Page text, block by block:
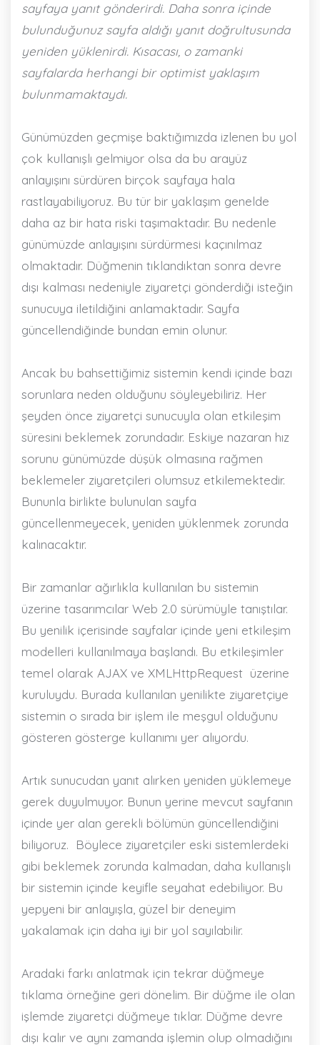
sayfaya yanıt gönderirdi. Daha sonra içinde
bulunduğunuz sayfa aldığı yanıt doğrultusunda
yeniden yüklenirdi. Kısacası, o zamanki
sayfalarda herhangi bir optimist yaklaşım
bulunmamaktaydı.
Günümüzden geçmişe baktığımızda izlenen bu yol
çok kullanışlı gelmiyor olsa da bu arayüz
anlayışını sürdüren birçok sayfaya hala
rastlayabiliyoruz. Bu tür bir yaklaşım genelde
daha az bir hata riski taşımaktadır. Bu nedenle
günümüzde anlayışını sürdürmesi kaçınılmaz
olmaktadır. Düğmenin tıklandıktan sonra devre
dışı kalması nedeniyle ziyaretçi gönderdiği isteğin
sunucuya iletildiğini anlamaktadır. Sayfa
güncellendiğinde bundan emin olunur.
Ancak bu bahsettiğimiz sistemin kendi içinde bazı
sorunlara neden olduğunu söyleyebiliriz. Her
şeyden önce ziyaretçi sunucuyla olan etkileşim
süresini beklemek zorundadır. Eskiye nazaran hız
sorunu günümüzde düşük olmasına rağmen
beklemeler ziyaretçileri olumsuz etkilemektedir.
Bununla birlikte bulunulan sayfa
güncellenmeyecek, yeniden yüklenmek zorunda
kalınacaktır.
Bir zamanlar ağırlıkla kullanılan bu sistemin
üzerine tasarımcılar Web 2.0 sürümüyle tanıştılar.
Bu yenilik içerisinde sayfalar içinde yeni etkileşim
modelleri kullanılmaya başlandı. Bu etkileşimler
temel olarak AJAX ve XMLHttpRequest üzerine
kuruluydu. Burada kullanılan yenilikte ziyaretçiye
sistemin o sırada bir işlem ile meşgul olduğunu
gösteren gösterge kullanımı yer alıyordu.
Artık sunucudan yanıt alırken yeniden yüklemeye
gerek duyulmuyor. Bunun yerine mevcut sayfanın
içinde yer alan gerekli bölümün güncellendiğini
biliyoruz. Böylece ziyaretçiler eski sistemlerdeki
gibi beklemek zorunda kalmadan, daha kullanışlı
bir sistemin içinde keyifle seyahat edebiliyor. Bu
yepyeni bir anlayışla, güzel bir deneyim
yakalamak için daha iyi bir yol sayılabilir.
Aradaki farkı anlatmak için tekrar düğmeye
tıklama örneğine geri dönelim. Bir düğme ile olan
işlemde ziyaretçi düğmeye tıklar. Düğme devre
dışı kalır ve aynı zamanda işlemin olup olmadığını